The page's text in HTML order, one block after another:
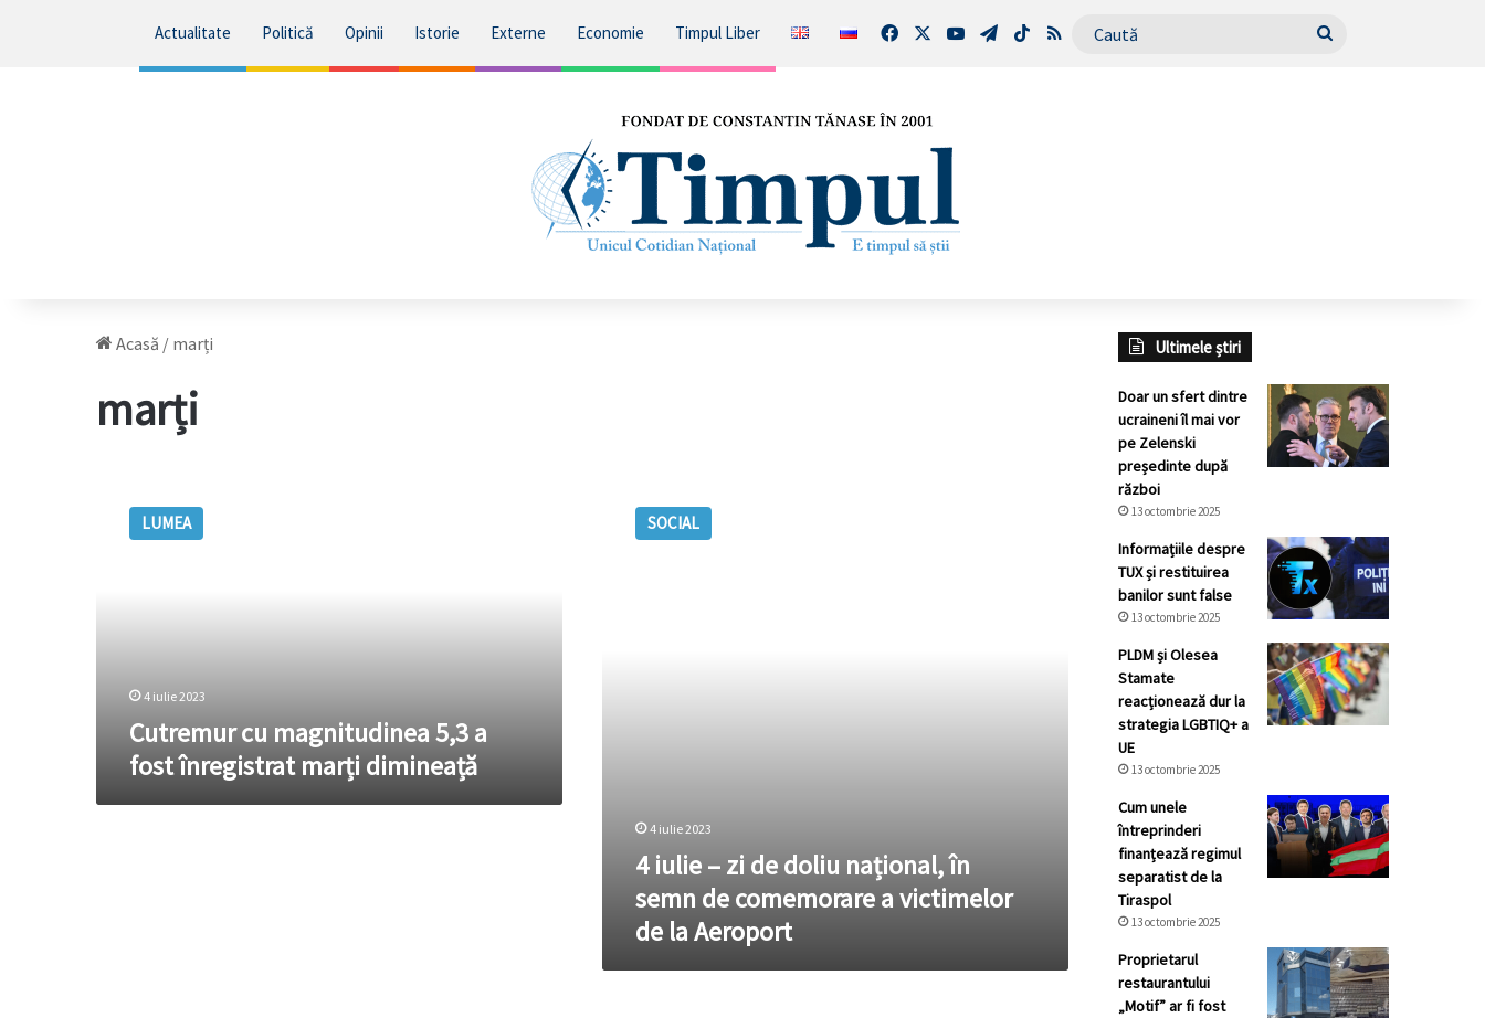
Actualitate Politică Opinii Istorie Externe Economie Timpul Liber FacebookYouTubeTelegram
TikTokRSS Caută
Acasă / marți
marți
magnitudinea
LUMEA
4 iulie 2023
Cutremur cu magnitudinea 5,3 a
fost înregistrat marți dimineață
Aeroport
SOCIAL
4 iulie 2023
4 iulie – zi de doliu național, în
semn de comemorare a victimelor
de la Aeroport
Ultimele știri
Doar un sfert dintre
ucraineni îl mai vor
pe Zelenski
președinte după
război
13 octombrie 2025
Informațiile despre
TUX și restituirea
banilor sunt false
13 octombrie 2025
PLDM și Olesea
Stamate
reacționează dur la
strategia LGBTIQ+ a
UE
13 octombrie 2025
Cum unele
întreprinderi
finanțează regimul
separatist de la
Tiraspol
13 octombrie 2025
Proprietarul
restaurantului
„Motif” ar fi fost